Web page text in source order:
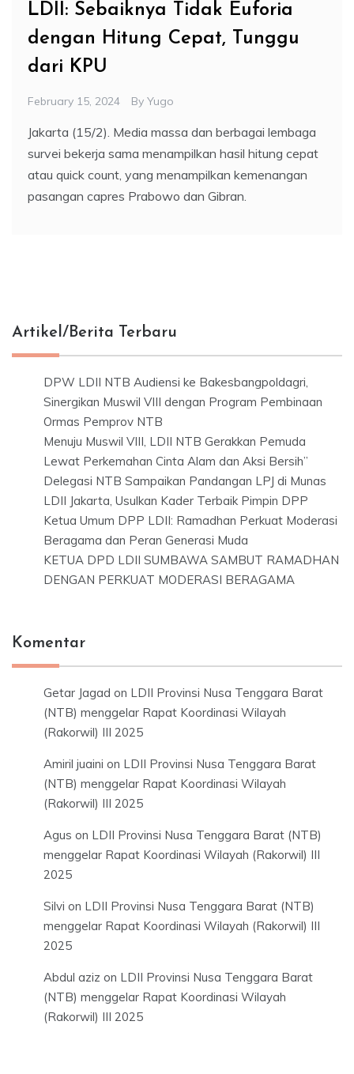
LDII: Sebaiknya Tidak Euforia
dengan Hitung Cepat, Tunggu
dari KPU
February 15, 2024 By Yugo
Jakarta (15/2). Media massa dan berbagai lembaga
survei bekerja sama menampilkan hasil hitung cepat
atau quick count, yang menampilkan kemenangan
pasangan capres Prabowo dan Gibran.
Artikel/Berita Terbaru
DPW LDII NTB Audiensi ke Bakesbangpoldagri,
Sinergikan Muswil VIII dengan Program Pembinaan
Ormas Pemprov NTB
Menuju Muswil VIII, LDII NTB Gerakkan Pemuda
Lewat Perkemahan Cinta Alam dan Aksi Bersih”
Delegasi NTB Sampaikan Pandangan LPJ di Munas
LDII Jakarta, Usulkan Kader Terbaik Pimpin DPP
Ketua Umum DPP LDII: Ramadhan Perkuat Moderasi
Beragama dan Peran Generasi Muda
KETUA DPD LDII SUMBAWA SAMBUT RAMADHAN
DENGAN PERKUAT MODERASI BERAGAMA
Komentar
Getar Jagad on LDII Provinsi Nusa Tenggara Barat
(NTB) menggelar Rapat Koordinasi Wilayah
(Rakorwil) III 2025
Amiril juaini on LDII Provinsi Nusa Tenggara Barat
(NTB) menggelar Rapat Koordinasi Wilayah
(Rakorwil) III 2025
Agus on LDII Provinsi Nusa Tenggara Barat (NTB)
menggelar Rapat Koordinasi Wilayah (Rakorwil) III
2025
Silvi on LDII Provinsi Nusa Tenggara Barat (NTB)
menggelar Rapat Koordinasi Wilayah (Rakorwil) III
2025
Abdul aziz on LDII Provinsi Nusa Tenggara Barat
(NTB) menggelar Rapat Koordinasi Wilayah
(Rakorwil) III 2025